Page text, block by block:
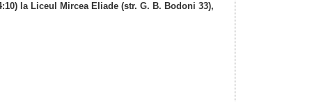
la Liceul Mircea Eliade (str. G. B. Bodoni 33),